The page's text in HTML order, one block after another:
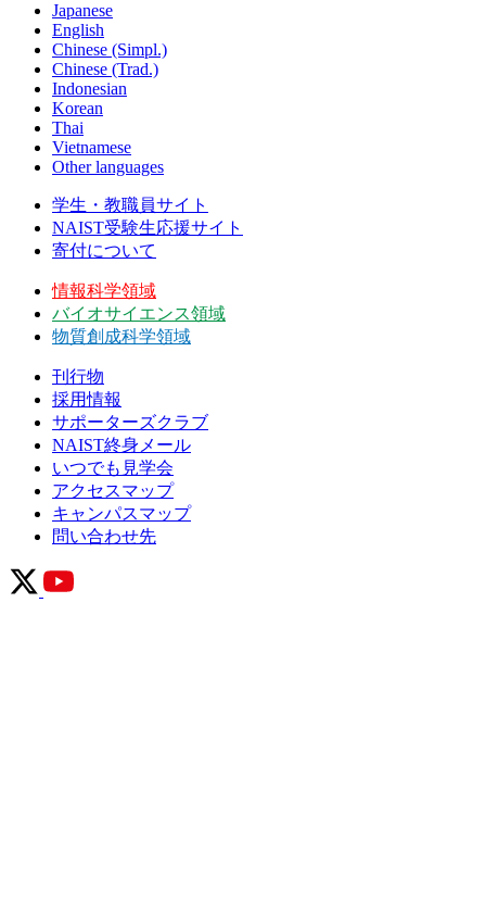
Japanese
English
Chinese (Simpl.)
Chinese (Trad.)
Indonesian
Korean
Thai
Vietnamese
Other languages
学生・教職員サイト
NAIST受験生応援サイト
寄付について
情報科学領域
バイオサイエンス領域
物質創成科学領域
刊行物
採用情報
サポーターズクラブ
NAIST終身メール
いつでも見学会
アクセスマップ
キャンパスマップ
問い合わせ先